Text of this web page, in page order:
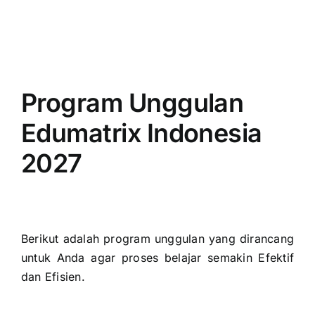
Program Unggulan
Edumatrix Indonesia
2027
Berikut adalah program unggulan yang dirancang
untuk Anda agar proses belajar semakin Efektif
dan Efisien.